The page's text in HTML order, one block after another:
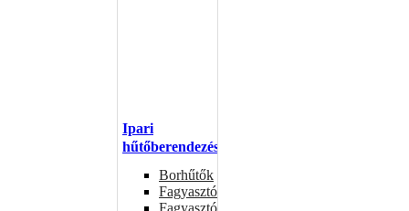
Ipari
hűtőberendezések
Borhűtők
Fagyasztóasztalok